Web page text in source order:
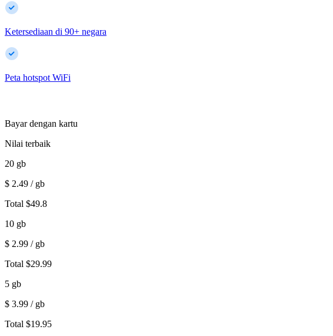
Ketersediaan di 90+ negara
Peta hotspot WiFi
Bayar dengan kartu
Nilai terbaik
20 gb
$ 2.49 / gb
Total $49.8
10 gb
$ 2.99 / gb
Total $29.99
5 gb
$ 3.99 / gb
Total $19.95